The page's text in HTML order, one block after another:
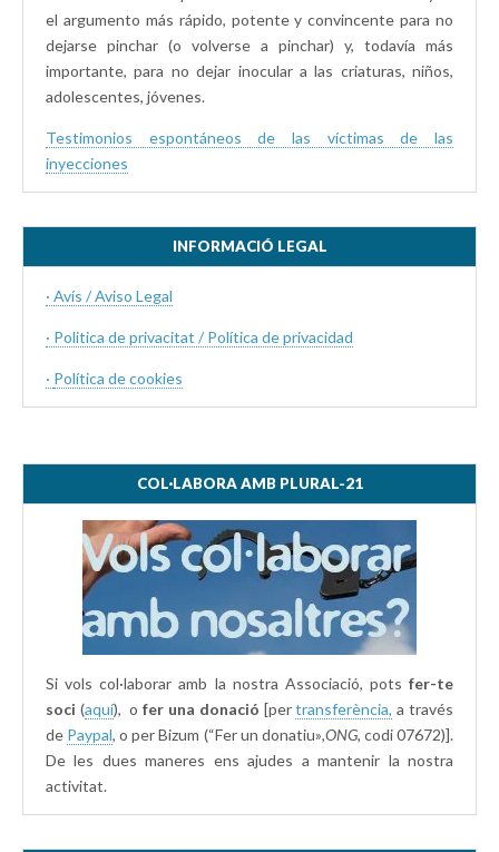
el argumento más rápido, potente y convincente para no
dejarse pinchar (o volverse a pinchar) y, todavía más
importante, para no dejar inocular a las criaturas, niños,
adolescentes, jóvenes.
Testimonios espontáneos de las víctimas de las
inyecciones
INFORMACIÓ LEGAL
· Avís / Aviso Legal
· Politica de privacitat / Política de privacidad
· Política de cookies
COL·LABORA AMB PLURAL-21
Si vols col·laborar amb la nostra Associació, pots fer-te
soci (aquí), ofer una donació [pertransferència, a través
de Paypal, o per Bizum (“Fer un donatiu»,ONG, codi 07672)].
De les dues maneres ens ajudes a mantenir la nostra
activitat.